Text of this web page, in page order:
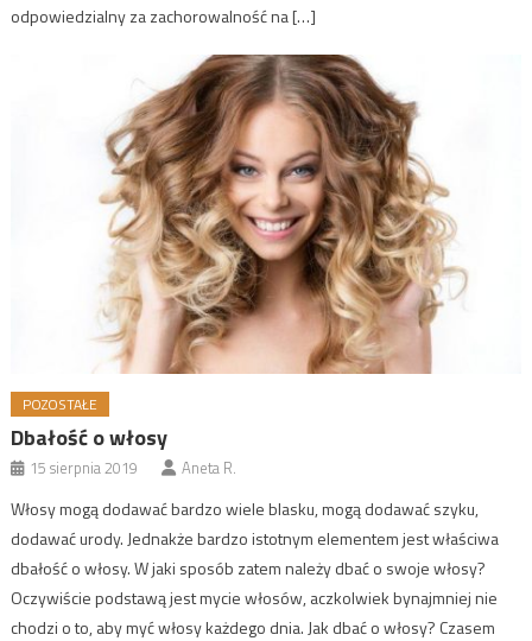
odpowiedzialny za zachorowalność na […]
POZOSTAŁE
Dbałość o włosy
15 sierpnia 2019 Aneta R.
Włosy mogą dodawać bardzo wiele blasku, mogą dodawać szyku,
dodawać urody. Jednakże bardzo istotnym elementem jest właściwa
dbałość o włosy. W jaki sposób zatem należy dbać o swoje włosy?
Oczywiście podstawą jest mycie włosów, aczkolwiek bynajmniej nie
chodzi o to, aby myć włosy każdego dnia. Jak dbać o włosy? Czasem